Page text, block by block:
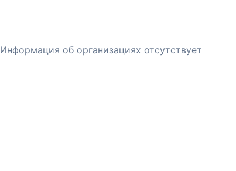
Информация об организациях отсутствует